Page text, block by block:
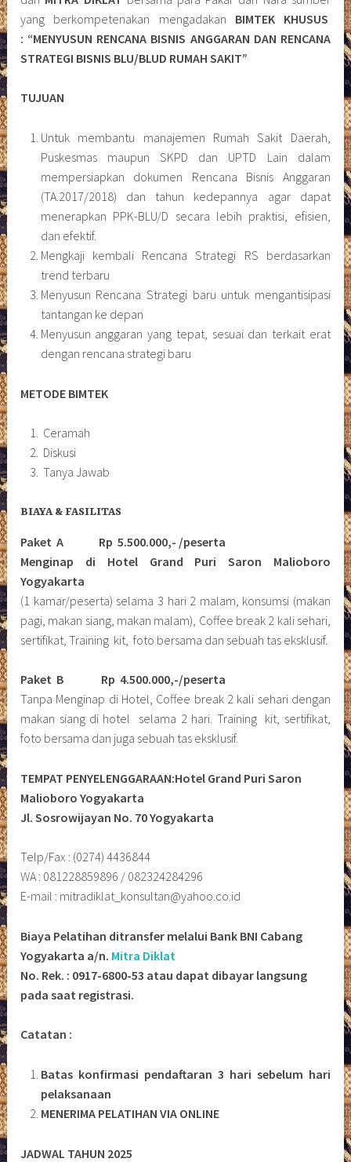
yang berkompetenakan mengadakan BIMTEK KHUSUS
: “MENYUSUN RENCANA BISNIS ANGGARAN DAN RENCANA
STRATEGI BISNIS BLU/BLUD RUMAH SAKIT”
TUJUAN
Untuk membantu manajemen Rumah Sakit Daerah,
Puskesmas maupun SKPD dan UPTD Lain dalam
mempersiapkan dokumen Rencana Bisnis Anggaran
(TA.2017/2018) dan tahun kedepannya agar dapat
menerapkan PPK-BLU/D secara lebih praktisi, efisien,
dan efektif.
Mengkaji kembali Rencana Strategi RS berdasarkan
trend terbaru
Menyusun Rencana Strategi baru untuk mengantisipasi
tantangan ke depan
Menyusun anggaran yang tepat, sesuai dan terkait erat
dengan rencana strategi baru
METODE BIMTEK
Ceramah
Diskusi
Tanya Jawab
BIAYA & FASILITAS
Paket A Rp 5.500.000,- /peserta
Menginap di Hotel Grand Puri Saron Malioboro
Yogyakarta
(1 kamar/peserta) selama 3 hari 2 malam, konsumsi (makan
pagi, makan siang, makan malam), Coffee break 2 kali sehari,
sertifikat, Training kit, foto bersama dan sebuah tas eksklusif.
Paket B
Rp 4.500.000,-/peserta
Tanpa Menginap di Hotel, Coffee break 2 kali sehari dengan
makan siang di hotel selama 2 hari. Training kit, sertifikat,
foto bersama dan juga sebuah tas eksklusif.
TEMPAT PENYELENGGARAAN:Hotel Grand Puri Saron
Malioboro Yogyakarta
Jl. Sosrowijayan No. 70 Yogyakarta
Telp/Fax : (0274) 4436844
WA : 081228859896 / 082324284296
E-mail : mitradiklat_konsultan@yahoo.co.id
Biaya Pelatihan ditransfer melalui Bank BNI Cabang
Yogyakarta a/n. Mitra Diklat
No. Rek. : 0917-6800-53 atau dapat dibayar langsung
pada saat registrasi.
Catatan :
Batas konfirmasi pendaftaran 3 hari sebelum hari
pelaksanaan
MENERIMA PELATIHAN VIA ONLINE
JADWAL TAHUN 2025